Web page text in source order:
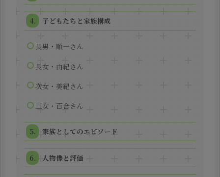
子どもたちと家族構成
長男・順一さん
長女・由紀さん
次女・美紀さん
三女・百合さん
家族としてのエピソード
人物像と評価